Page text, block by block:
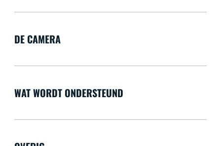
DE CAMERA
WAT WORDT ONDERSTEUND